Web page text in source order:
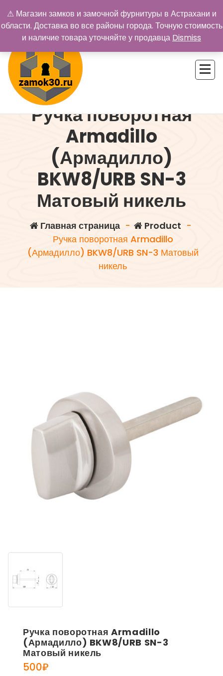
содержимому
Ручка поворотная
Armadillo
(Армадилло)
BKW8/URB SN-3
Матовый никель
Главная страница - Product -
Ручка поворотная Armadillo
(Армадилло) BKW8/URB SN-3 Матовый
никель
Ручка поворотная Armadillo
(Армадилло) BKW8/URB SN-3
Матовый никель
500₽
⚠ Магазин замков и замочной фурнитуры в Астрахани и
области. Доставка во все районы города. Точную стоимость
и наличие товара уточняйте у продавца Dismiss